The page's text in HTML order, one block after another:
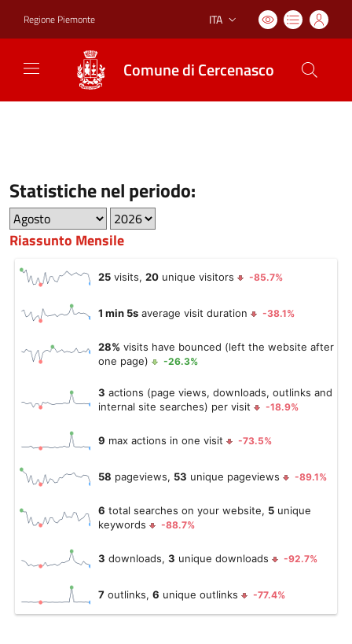
Regione Piemonte Lingua attiva:
ITA
Comune di Cercenasco
Statistiche nel periodo:
Riassunto Mensile